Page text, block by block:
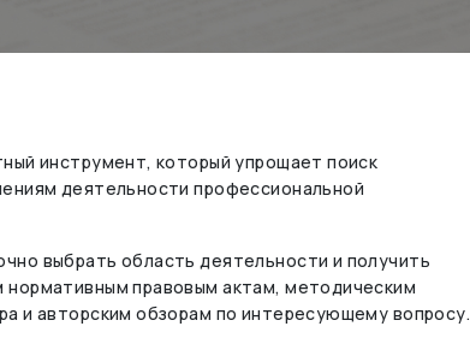
инструмент, который упрощает поиск
деятельности профессиональной
выбрать область деятельности и получить
правовым актам, методическим
и авторским обзорам по интересующему вопросу.